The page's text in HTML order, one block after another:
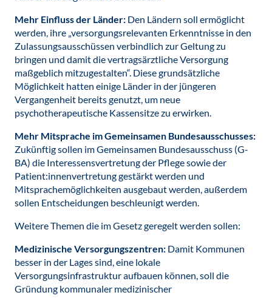
Mehr Einfluss der Länder: Den Ländern soll ermöglicht
werden, ihre „versorgungsrelevanten Erkenntnisse in den
Zulassungsausschüssen verbindlich zur Geltung zu
bringen und damit die vertragsärztliche Versorgung
maßgeblich mitzugestalten“. Diese grundsätzliche
Möglichkeit hatten einige Länder in der jüngeren
Vergangenheit bereits genutzt, um neue
psychotherapeutische Kassensitze zu erwirken.
Mehr Mitsprache im Gemeinsamen Bundesausschusses:
Zukünftig sollen im Gemeinsamen Bundesausschuss (G-
BA) die Interessensvertretung der Pflege sowie der
Patient:innenvertretung gestärkt werden und
Mitsprachemöglichkeiten ausgebaut werden, außerdem
sollen Entscheidungen beschleunigt werden.
Weitere Themen die im Gesetz geregelt werden sollen:
Medizinische Versorgungszentren: Damit Kommunen
besser in der Lages sind, eine lokale
Versorgungsinfrastruktur aufbauen können, soll die
Gründung kommunaler medizinischer